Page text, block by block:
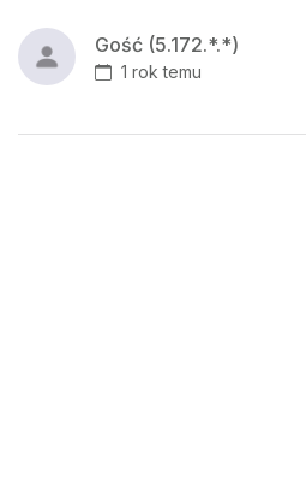
Gość (5.172.*.*)
1 rok temu